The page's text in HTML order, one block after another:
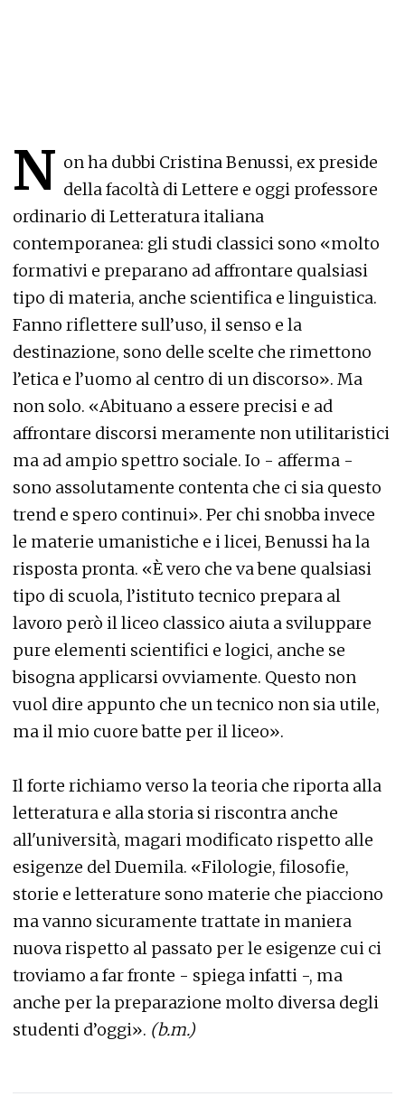
N on ha dubbi Cristina Benussi, ex preside
della facoltà di Lettere e oggi professore
ordinario di Letteratura italiana
contemporanea: gli studi classici sono «molto
formativi e preparano ad affrontare qualsiasi
tipo di materia, anche scientifica e linguistica.
Fanno riflettere sull’uso, il senso e la
destinazione, sono delle scelte che rimettono
l’etica e l’uomo al centro di un discorso». Ma
non solo. «Abituano a essere precisi e ad
affrontare discorsi meramente non utilitaristici
ma ad ampio spettro sociale. Io - afferma -
sono assolutamente contenta che ci sia questo
trend e spero continui». Per chi snobba invece
le materie umanistiche e i licei, Benussi ha la
risposta pronta. «È vero che va bene qualsiasi
tipo di scuola, l’istituto tecnico prepara al
lavoro però il liceo classico aiuta a sviluppare
pure elementi scientifici e logici, anche se
bisogna applicarsi ovviamente. Questo non
vuol dire appunto che un tecnico non sia utile,
ma il mio cuore batte per il liceo».
Il forte richiamo verso la teoria che riporta alla
letteratura e alla storia si riscontra anche
all'università, magari modificato rispetto alle
esigenze del Duemila. «Filologie, filosofie,
storie e letterature sono materie che piacciono
ma vanno sicuramente trattate in maniera
nuova rispetto al passato per le esigenze cui ci
troviamo a far fronte - spiega infatti -, ma
anche per la preparazione molto diversa degli
studenti d’oggi». (b.m.)